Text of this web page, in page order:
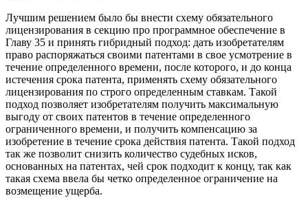
Лучшим решением было бы внести схему обязательного
лицензирования в секцию про программное обеспечение в
Главу 35 и принять гибридный подход: дать изобретателям
право распоряжаться своими патентами в свое усмотрение в
течение определенного времени, после которого, и до конца
истечения срока патента, применять схему обязательного
лицензирования по строго определенным ставкам. Такой
подход позволяет изобретателям получить максимальную
выгоду от своих патентов в течение определенного
ограниченного времени, и получить компенсацию за
изобретение в течение срока действия патента. Такой подход
так же позволит снизить количество судебных исков,
основанных на патентах, чей срок подходит к концу, так как
такая схема ввела бы четко определенное ограничение на
возмещение ущерба.